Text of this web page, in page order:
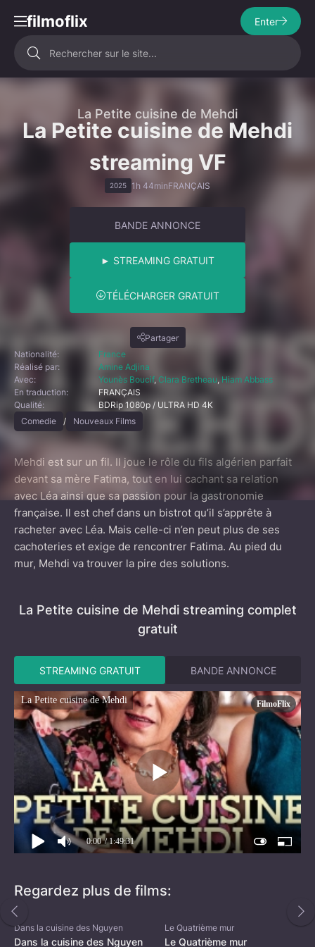
filmoflix Enter
La Petite cuisine de Mehdi
La Petite cuisine de Mehdi
streaming VF
2025 1h 44minFRANÇAIS
BANDE ANNONCE
► STREAMING GRATUIT
TÉLÉCHARGER GRATUIT
Partager
Nationalité:
France
Réalisé par:
Amine Adjina
Avec:
Younès Boucif, Clara Bretheau, Hiam Abbass
En traduction:
FRANÇAIS
Qualité:
BDRip 1080p / ULTRA HD 4K
Comedie
/ Nouveaux Films
Mehdi est sur un fil. Il joue le rôle du fils algérien parfait
devant sa mère Fatima, tout en lui cachant sa relation
avec Léa ainsi que sa passion pour la gastronomie
française. Il est chef dans un bistrot qu’il s’apprête à
racheter avec Léa. Mais celle-ci n’en peut plus de ses
cachoteries et exige de rencontrer Fatima. Au pied du
mur, Mehdi va trouver la pire des solutions.
La Petite cuisine de Mehdi streaming complet
gratuit
STREAMING GRATUIT BANDE ANNONCE
La Petite cuisine de Mehdi
0:00 / 1:49:31
FilmoFlix
Regardez plus de films:
Dans la cuisine des Nguyen
Dans la cuisine des Nguyen
Le Quatrième mur
Le Quatrième mur